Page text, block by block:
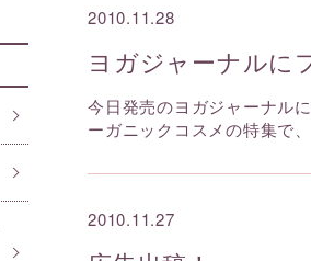
2010.11.28
ヨガジャーナルに
今日発売のヨガジャーナル
ーガニックコスメの特集で
2010.11.27